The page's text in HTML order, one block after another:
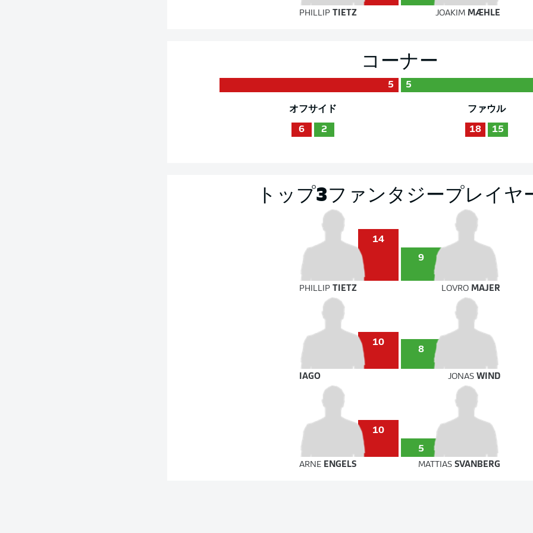
PHILLIP TIETZ JOAKIM MÆHLE
コーナー
5 5
オフサイド
6 2
ファウル
18 15
トップ3ファンタジープレイヤ
14
9
PHILLIP TIETZ LOVRO MAJER
10
8
IAGO JONAS WIND
10
5
ARNE ENGELS MATTIAS SVANBERG